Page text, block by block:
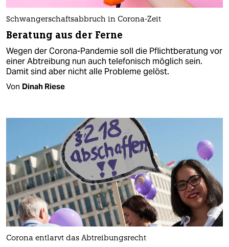
Schwangerschaftsabbruch in Corona-Zeit
Beratung aus der Ferne
Wegen der Corona-Pandemie soll die Pflichtberatung vor
einer Abtreibung nun auch telefonisch möglich sein.
Damit sind aber nicht alle Probleme gelöst.
Von Dinah Riese
Corona entlarvt das Abtreibungsrecht